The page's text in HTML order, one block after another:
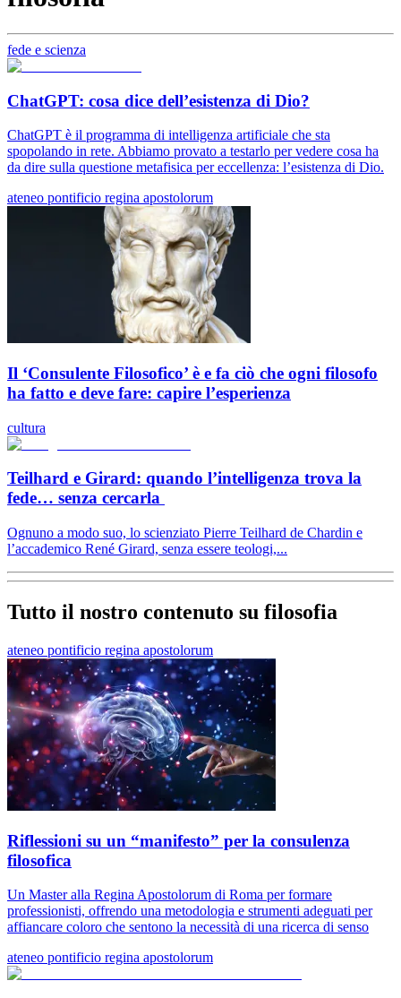
fede e scienza
ChatGPT: cosa dice dell’esistenza di Dio?
ChatGPT è il programma di intelligenza artificiale che sta
spopolando in rete. Abbiamo provato a testarlo per vedere cosa ha
da dire sulla questione metafisica per eccellenza: l’esistenza di Dio.
ateneo pontificio regina apostolorum
Il ‘Consulente Filosofico’ è e fa ciò che ogni filosofo
ha fatto e deve fare: capire l’esperienza
cultura
Teilhard e Girard: quando l’intelligenza trova la
fede… senza cercarla
Ognuno a modo suo, lo scienziato Pierre Teilhard de Chardin e
l’accademico René Girard, senza essere teologi,...
Tutto il nostro contenuto su filosofia
ateneo pontificio regina apostolorum
Riflessioni su un “manifesto” per la consulenza
filosofica
Un Master alla Regina Apostolorum di Roma per formare
professionisti, offrendo una metodologia e strumenti adeguati per
affiancare coloro che sentono la necessità di una ricerca di senso
ateneo pontificio regina apostolorum